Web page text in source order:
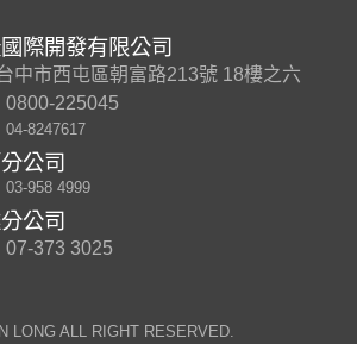
際開發有限公司
中市西屯區朝富路213號 18樓之六
0800-225045
04-8247617
公司
03-958 4999
公司
07-373 3025
LONG ALL RIGHT RESERVED.